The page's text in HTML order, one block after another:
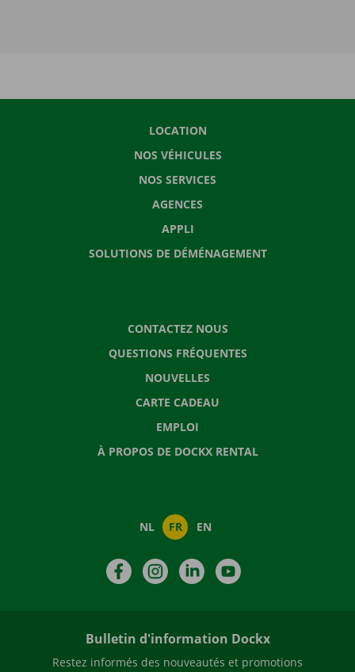
LOCATION
NOS VÉHICULES
NOS SERVICES
AGENCES
APPLI
SOLUTIONS DE DÉMÉNAGEMENT
CONTACTEZ NOUS
QUESTIONS FRÉQUENTES
NOUVELLES
CARTE CADEAU
EMPLOI
À PROPOS DE DOCKX RENTAL
NL FR EN
FacebookInstagramLinkedIn
Bulletin d'information Dockx
Restez informés des nouveautés et promotions